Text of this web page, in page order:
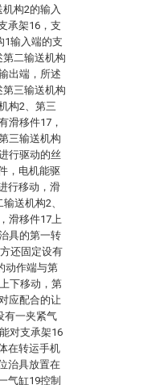
构2的输入
承架16，支
1输入端的支
二输送机构
出端，所述
三输送机构
构2、第三
滑移件17，
三输送机构
行驱动的丝
，电机能驱
行移动，滑
送机构2、
滑移件17上
具的第一转
还固定设有
动作端与第
下移动，第
应配合的让
有一夹紧气
对支承架16
在转运手机
治具放置在
气缸19控制